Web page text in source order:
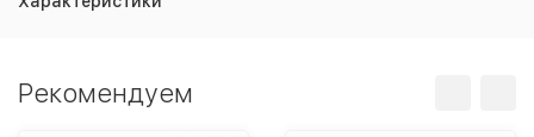
Рекомендуем